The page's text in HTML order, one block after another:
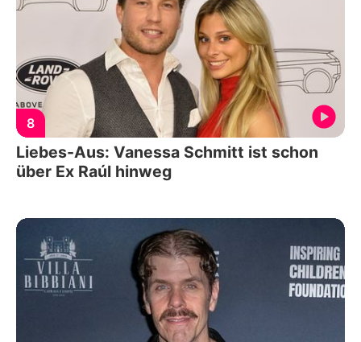
8
Liebes-Aus: Vanessa Schmitt ist schon
über Ex Raúl hinweg